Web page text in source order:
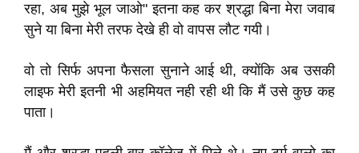
रहा, अब मुझे भूल जाओ" इतना कह कर श्रद्धा बिना मेरा जवाब
सुने या बिना मेरी तरफ देखे ही वो वापस लौट गयी।
वो तो सिर्फ अपना फैसला सुनाने आई थी, क्योंकि अब उसकी
लाइफ मेरी इतनी भी अहमियत नही रही थी कि मैं उसे कुछ कह
पाता।